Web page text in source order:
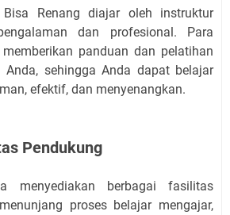
Renang diajar oleh instruktur
dan profesional. Para
panduan dan pelatihan
sehingga Anda dapat belajar
efektif, dan menyenangkan.
Pendukung
menyediakan berbagai fasilitas
proses belajar mengajar,